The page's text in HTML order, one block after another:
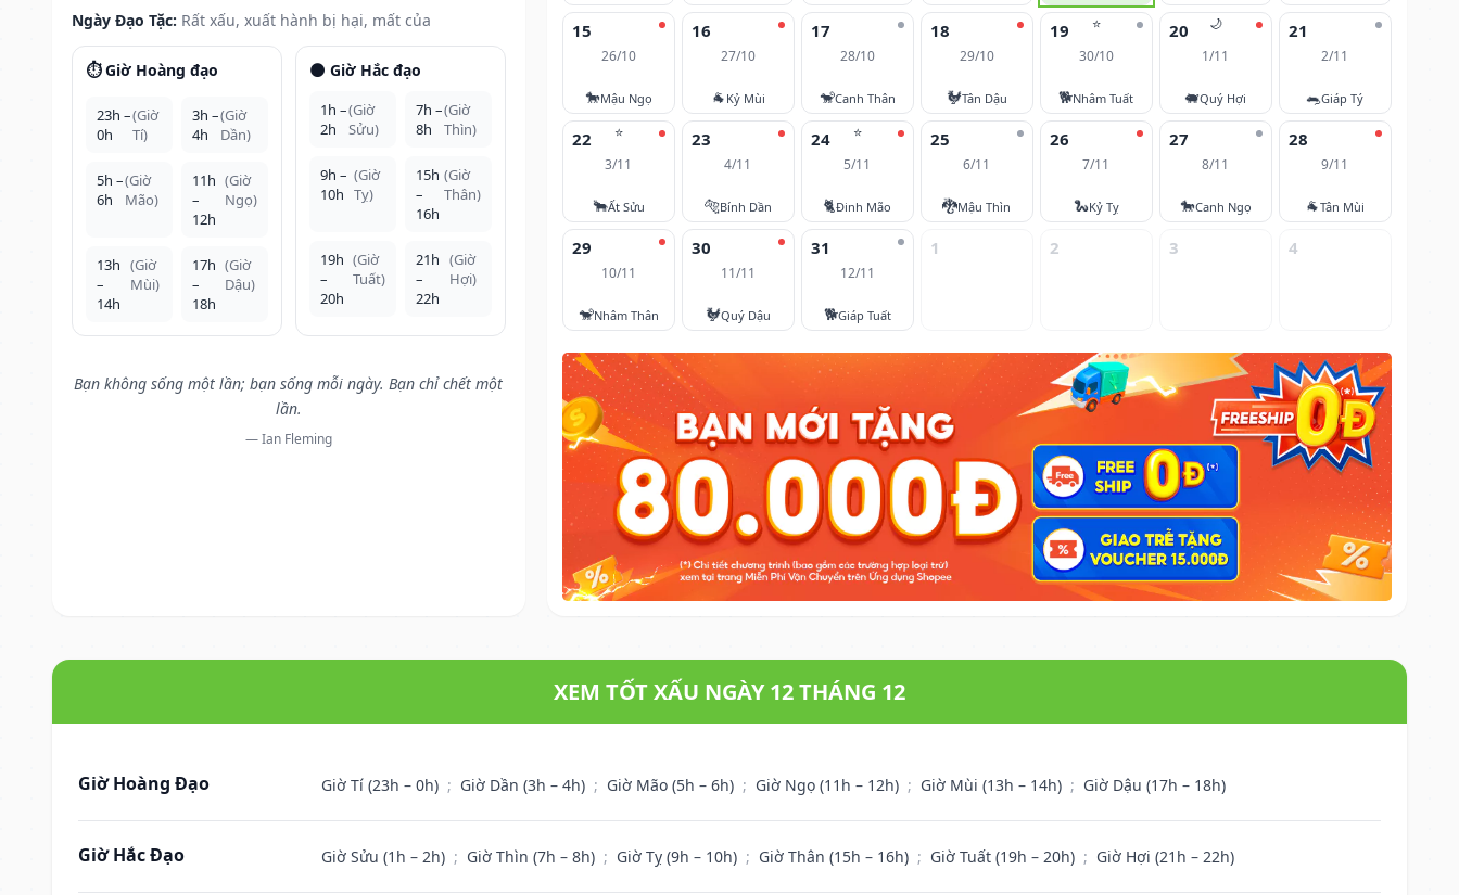
Ngày Đạo Tặc: Rất xấu, xuất hành bị hại, mất của
⏱️ Giờ Hoàng đạo
23h –
0h
(Giờ
Tí)
3h –
4h
(Giờ
Dần)
5h –
6h
(Giờ
Mão)
11h
–
12h
(Giờ
Ngọ)
13h
–
14h
(Giờ
Mùi)
17h
–
18h
(Giờ
Dậu)
🌑 Giờ Hắc đạo
1h –
2h
(Giờ
Sửu)
7h –
8h
(Giờ
Thìn)
9h –
10h
(Giờ
Tỵ)
15h
–
16h
(Giờ
Thân)
19h
–
20h
(Giờ
Tuất)
21h
–
22h
(Giờ
Hợi)
Bạn không sống một lần; bạn sống mỗi ngày. Bạn chỉ chết một
lần.
— Ian Fleming
15
26/10
🐎Mậu Ngọ
16
27/10
🐐 Kỷ Mùi
17
28/10
🐒Canh Thân
18
29/10
🐓Tân Dậu
⭐
19
30/10
🐕Nhâm Tuất
🌙
20
1/11
🐖Quý Hợi
21
2/11
🐀Giáp Tý
⭐
22
3/11
🐂Ất Sửu
23
4/11
🐅Bính Dần
⭐
24
5/11
🐈Đinh Mão
25
6/11
🐉Mậu Thìn
26
7/11
🐍Kỷ Tỵ
27
8/11
🐎Canh Ngọ
28
9/11
🐐Tân Mùi
29
10/11
🐒Nhâm Thân
30
11/11
🐓Quý Dậu
31
12/11
🐕Giáp Tuất
1 2 3 4
XEM TỐT XẤU NGÀY 12 THÁNG 12
Giờ Hoàng Đạo Giờ Tí (23h – 0h) ; Giờ Dần (3h – 4h) ; Giờ Mão (5h – 6h) ; Giờ Ngọ (11h – 12h) ; Giờ Mùi (13h – 14h) ; Giờ Dậu (17h – 18h)
Giờ Hắc Đạo Giờ Sửu (1h – 2h) ; Giờ Thìn (7h – 8h) ; Giờ Tỵ (9h – 10h) ; Giờ Thân (15h – 16h) ; Giờ Tuất (19h – 20h) ; Giờ Hợi (21h – 22h)